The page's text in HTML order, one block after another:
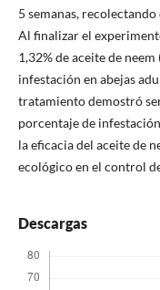
5 semanas,
Al finalizar el
1,32% de aceite de
infestación en abejas
tratamiento demostró
porcentaje de
la eficacia del aceite de
ecológico en el control
Descargas